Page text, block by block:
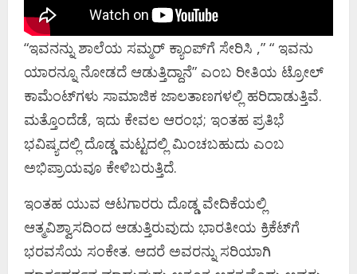
“ಇವನನ್ನು ಶಾಲೆಯ ಸಮ್ಮರ್ ಕ್ಯಾಂಪ್‌ಗೆ ಸೇರಿಸಿ ,” “ ಇವನು
ಯಾರನ್ನೂ ನೋಡದೆ ಆಡುತ್ತಿದ್ದಾನೆ” ಎಂಬ ರೀತಿಯ ಟ್ರೋಲ್
ಕಾಮೆಂಟ್‌ಗಳು ಸಾಮಾಜಿಕ ಜಾಲತಾಣಗಳಲ್ಲಿ ಹರಿದಾಡುತ್ತಿವೆ.
ಮತ್ತೊಂದೆಡೆ, ಇದು ಕೇವಲ ಆರಂಭ; ಇಂತಹ ಪ್ರತಿಭೆ
ಭವಿಷ್ಯದಲ್ಲಿ ದೊಡ್ಡ ಮಟ್ಟದಲ್ಲಿ ಮಿಂಚಬಹುದು ಎಂಬ
ಅಭಿಪ್ರಾಯವೂ ಕೇಳಿಬರುತ್ತಿದೆ.
ಇಂತಹ ಯುವ ಆಟಗಾರರು ದೊಡ್ಡ ವೇದಿಕೆಯಲ್ಲಿ
ಆತ್ಮವಿಶ್ವಾಸದಿಂದ ಆಡುತ್ತಿರುವುದು ಭಾರತೀಯ ಕ್ರಿಕೆಟ್‌ಗೆ
ಭರವಸೆಯ ಸಂಕೇತ. ಆದರೆ ಅವರನ್ನು ಸರಿಯಾಗಿ